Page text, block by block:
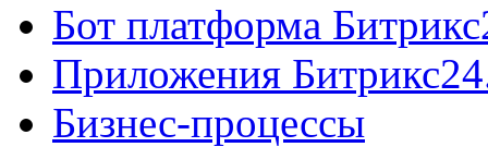
Бот платформа
Приложения
Бизнес-процессы